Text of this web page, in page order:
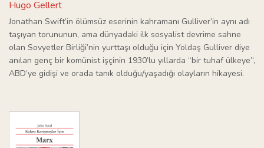
Hugo Gellert
Jonathan Swift’in ölümsüz eserinin kahramanı Gulliver’in aynı adı
taşıyan torununun, ama dünyadaki ilk sosyalist devrime sahne
olan Sovyetler Birliği’nin yurttaşı olduğu için Yoldaş Gulliver diye
anılan genç bir komünist işçinin 1930’lu yıllarda “bir tuhaf ülkeye”,
ABD’ye gidişi ve orada tanık olduğu/yaşadığı olayların hikayesi.